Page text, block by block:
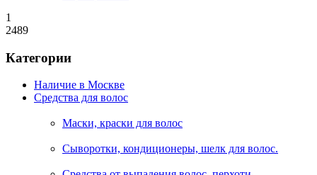
1
2489
Категории
Наличие в Москве
Средства для волос
Маски, краски для волос
Сыворотки, кондиционеры, шелк для волос.